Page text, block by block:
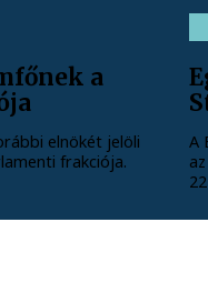
a
elnökét jelöli
frakciója.
A